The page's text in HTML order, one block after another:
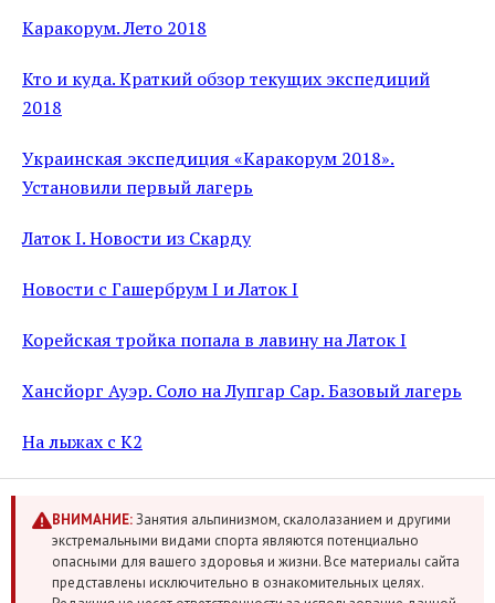
Каракорум. Лето 2018
Кто и куда. Краткий обзор текущих экспедиций
2018
Украинская экспедиция «Каракорум 2018».
Установили первый лагерь
Латок I. Новости из Скарду
Новости с Гашербрум I и Латок I
Корейская тройка попала в лавину на Латок I
Хансйорг Ауэр. Соло на Лупгар Сар. Базовый лагерь
На лыжах с К2
ВНИМАНИЕ:Занятия альпинизмом, скалолазанием и другими
экстремальными видами спорта являются потенциально
опасными для вашего здоровья и жизни. Все материалы сайта
представлены исключительно в ознакомительных целях.